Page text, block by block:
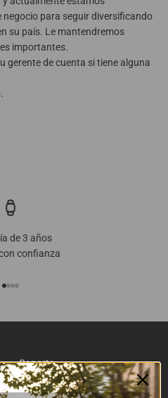
para seguir diversificando
su país. Le mantendremos
importantes.
gerente de cuenta si tiene alguna
de 3 años
confianza
Soporte
Rastrear pedido